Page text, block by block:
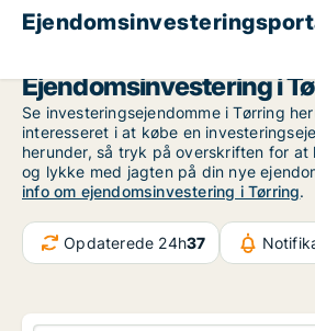
Ejendomsinvestering i
Se investeringsejendomme i Tørring
interesseret i at købe en
herunder, så tryk på overskriften for at
og lykke med jagten på din nye
info om ejendomsinvestering i Tørring.
Opdaterede 24h37